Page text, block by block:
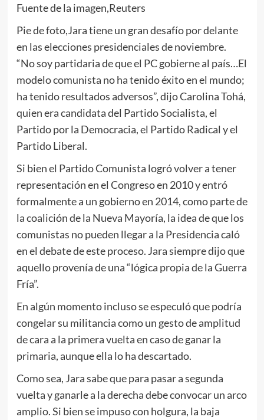
Fuente de la imagen,Reuters
Pie de foto,Jara tiene un gran desafío por delante
en las elecciones presidenciales de noviembre.
“No soy partidaria de que el PC gobierne al país…El
modelo comunista no ha tenido éxito en el mundo;
ha tenido resultados adversos”, dijo Carolina Tohá,
quien era candidata del Partido Socialista, el
Partido por la Democracia, el Partido Radical y el
Partido Liberal.
Si bien el Partido Comunista logró volver a tener
representación en el Congreso en 2010 y entró
formalmente a un gobierno en 2014, como parte de
la coalición de la Nueva Mayoría, la idea de que los
comunistas no pueden llegar a la Presidencia caló
en el debate de este proceso. Jara siempre dijo que
aquello provenía de una “lógica propia de la Guerra
Fría”.
En algún momento incluso se especuló que podría
congelar su militancia como un gesto de amplitud
de cara a la primera vuelta en caso de ganar la
primaria, aunque ella lo ha descartado.
Como sea, Jara sabe que para pasar a segunda
vuelta y ganarle a la derecha debe convocar un arco
amplio. Si bien se impuso con holgura, la baja